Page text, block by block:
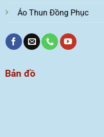
Áo Thun Đồng Phục
Bản đồ